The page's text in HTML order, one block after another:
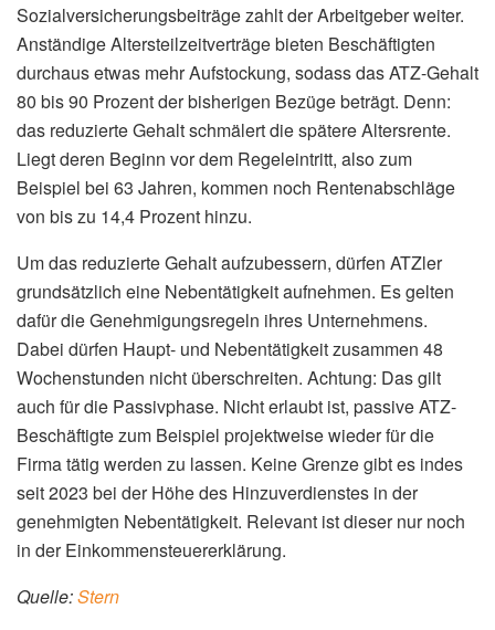
Sozialversicherungsbeiträge zahlt der Arbeitgeber weiter.
Anständige Altersteilzeitverträge bieten Beschäftigten
durchaus etwas mehr Aufstockung, sodass das ATZ-Gehalt
80 bis 90 Prozent der bisherigen Bezüge beträgt. Denn:
das reduzierte Gehalt schmälert die spätere Altersrente.
Liegt deren Beginn vor dem Regeleintritt, also zum
Beispiel bei 63 Jahren, kommen noch Rentenabschläge
von bis zu 14,4 Prozent hinzu.
Um das reduzierte Gehalt aufzubessern, dürfen ATZler
grundsätzlich eine Nebentätigkeit aufnehmen. Es gelten
dafür die Genehmigungsregeln ihres Unternehmens.
Dabei dürfen Haupt- und Nebentätigkeit zusammen 48
Wochenstunden nicht überschreiten. Achtung: Das gilt
auch für die Passivphase. Nicht erlaubt ist, passive ATZ-
Beschäftigte zum Beispiel projektweise wieder für die
Firma tätig werden zu lassen. Keine Grenze gibt es indes
seit 2023 bei der Höhe des Hinzuverdienstes in der
genehmigten Nebentätigkeit. Relevant ist dieser nur noch
in der Einkommensteuererklärung.
Quelle:Stern